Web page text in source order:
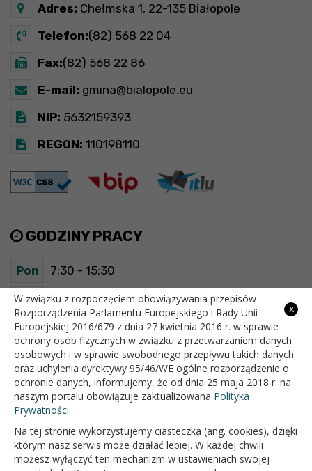
Adres: Chełmska 1, 22-135 Białopole
Telefon:(82) 568 22 04
Fax:(82) 568 22 86
E-mail: gmina@bialopole.eu
NIP: 5632159393
REGON: 110198110
GODZINY PRACY
Pon 7:30 - 15:30
Wt 7:30 - 15:30
Śr 7:30 - 15:30
Czw 7:30 - 15:30
Pt 7:30 - 15:30
OFICJALNY SERWIS INTERNETOWY GMINY BIAŁOPOLE
x
W związku z rozpoczęciem obowiązywania przepisów
Rozporządzenia Parlamentu Europejskiego i Rady Unii
Europejskiej 2016/679 z dnia 27 kwietnia 2016 r. w sprawie
ochrony osób fizycznych w związku z przetwarzaniem danych
osobowych i w sprawie swobodnego przepływu takich danych
oraz uchylenia dyrektywy 95/46/WE ogólne rozporządzenie o
ochronie danych, informujemy, że od dnia 25 maja 2018 r. na
naszym portalu obowiązuje zaktualizowana Polityka
Prywatności.
Na tej stronie wykorzystujemy ciasteczka (ang. cookies), dzięki
którym nasz serwis może działać lepiej. W każdej chwili
możesz wyłączyć ten mechanizm w ustawieniach swojej